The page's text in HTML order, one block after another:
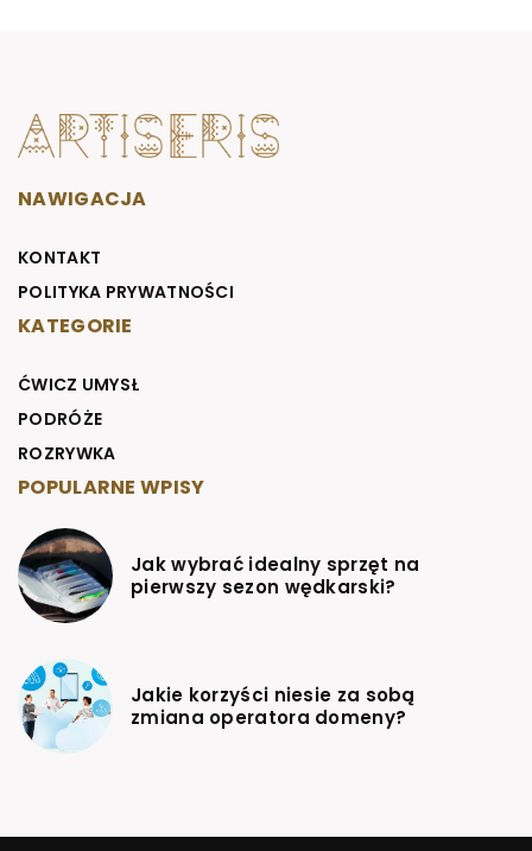
NAWIGACJA
KONTAKT
POLITYKA PRYWATNOŚCI
KATEGORIE
ĆWICZ UMYSŁ
PODRÓŻE
ROZRYWKA
POPULARNE WPISY
Jak wybrać idealny sprzęt na
pierwszy sezon wędkarski?
Jakie korzyści niesie za sobą
zmiana operatora domeny?